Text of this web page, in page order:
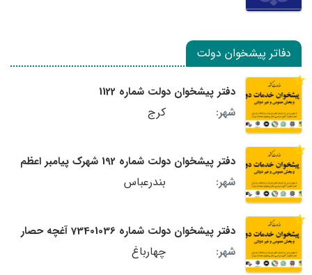
دفاتر پیشخوان دولت
دفتر پیشخوان دولت شماره 1122
شهر:
کرج
دفتر پیشخوان دولت شماره 192 شهرک پیامبر اعظم
شهر:
بندرعباس
دفتر پیشخوان دولت شماره 73401036 آغچه حصار
شهر:
چهارباغ